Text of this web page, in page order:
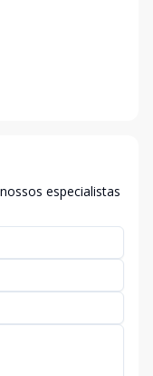
especialistas